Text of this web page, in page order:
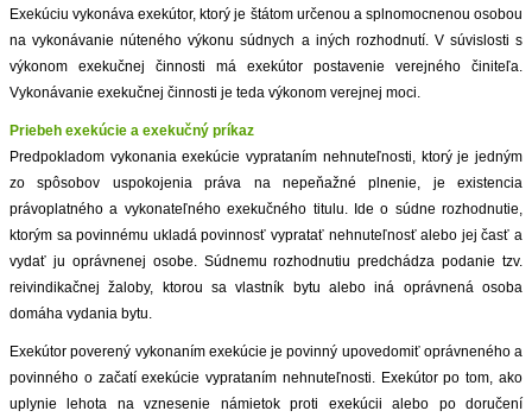
GARÁŽE
FINANCIE
O NÁS
REALITNÁ INZERCIA NA TRH.SK
CENNÍK REALITNEJ INZERCIE
ZVÝRAZNENIE REALITNÝCH INZERÁTOV
PARTNERI
KONTAKT
Exekúciu vykonáva exekútor, ktorý je štátom určenou a splnomocnenou osobou
na vykonávanie núteného výkonu súdnych a iných rozhodnutí. V súvislosti s
výkonom exekučnej činnosti má exekútor postavenie verejného činiteľa.
Vykonávanie exekučnej činnosti je teda výkonom verejnej moci.
Priebeh exekúcie a exekučný príkaz
Predpokladom vykonania exekúcie vyprataním nehnuteľnosti, ktorý je jedným
zo spôsobov uspokojenia práva na nepeňažné plnenie, je existencia
právoplatného a vykonateľného exekučného titulu. Ide o súdne rozhodnutie,
ktorým sa povinnému ukladá povinnosť vypratať nehnuteľnosť alebo jej časť a
vydať ju oprávnenej osobe. Súdnemu rozhodnutiu predchádza podanie tzv.
reivindikačnej žaloby, ktorou sa vlastník bytu alebo iná oprávnená osoba
domáha vydania bytu.
Exekútor poverený vykonaním exekúcie je povinný upovedomiť oprávneného a
povinného o začatí exekúcie vyprataním nehnuteľnosti. Exekútor po tom, ako
uplynie lehota na vznesenie námietok proti exekúcii alebo po doručení